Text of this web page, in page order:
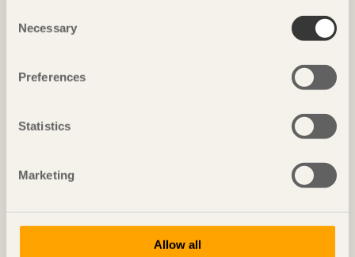
Selection
Necessary
Preferences
Statistics
Marketing
Allow all
Trä mot Trä: Centrality – överst på
Utan varken spik, skruv eller lim har studenterna
stadens urbana tomrum.